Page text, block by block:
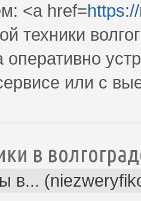
<a href=
техники
или с
в
в...